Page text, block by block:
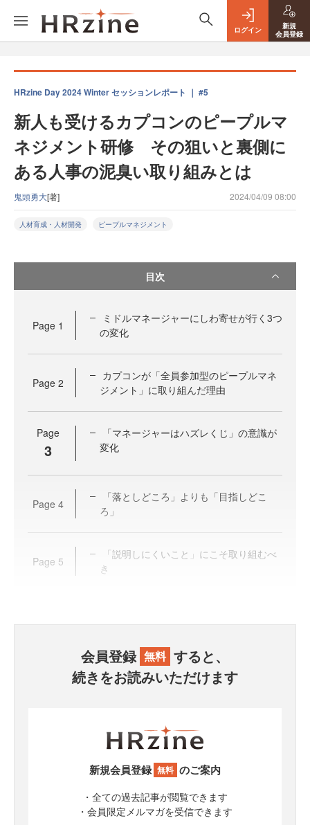
ログイン
新規
会員登録
HRzine Day 2024 Winter セッションレポート ｜ #5
新人も受けるカプコンのピープルマ
ネジメント研修 その狙いと裏側に
ある人事の泥臭い取り組みとは
鬼頭勇大[著] 2024/04/09 08:00
人材育成・人材開発 ピープルマネジメント
目次
Page 1
ミドルマネージャーにしわ寄せが行く3つ
の変化
Page 2
カプコンが「全員参加型のピープルマネ
ジメント」に取り組んだ理由
Page
3
「マネージャーはハズレくじ」の意識が
変化
Page 4
「落としどころ」よりも「目指しどこ
ろ」
Page 5
「説明しにくいこと」にこそ取り組むべ
き
会員登録 無料 すると、
続きをお読みいただけます
新規会員登録 無料 のご案内
・全ての過去記事が閲覧できます
・会員限定メルマガを受信できます